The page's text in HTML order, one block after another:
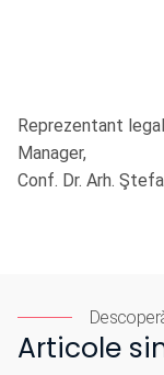
Reprezentant
Manager,
Conf. Dr. Arh.
Articole